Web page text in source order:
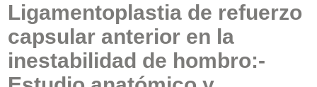
Ligamentoplastia de refuerzo
capsular anterior en la
inestabilidad de hombro:-